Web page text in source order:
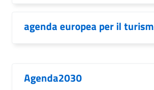
agenda europea per il
Agenda2030